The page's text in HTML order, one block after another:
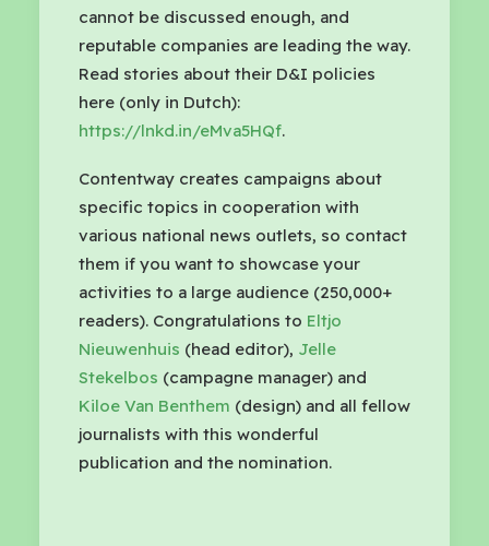
cannot be discussed enough, and
reputable companies are leading the way.
Read stories about their D&I policies
here (only in Dutch):
https://lnkd.in/eMva5HQf.
Contentway creates campaigns about
specific topics in cooperation with
various national news outlets, so contact
them if you want to showcase your
activities to a large audience (250,000+
readers). Congratulations to Eltjo
Nieuwenhuis (head editor), Jelle
Stekelbos (campagne manager) and
Kiloe Van Benthem (design) and all fellow
journalists with this wonderful
publication and the nomination.